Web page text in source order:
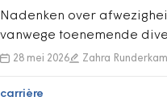
Nadenken over
vanwege toenemende
licht van een
28 mei 2026 Zahra
carrière